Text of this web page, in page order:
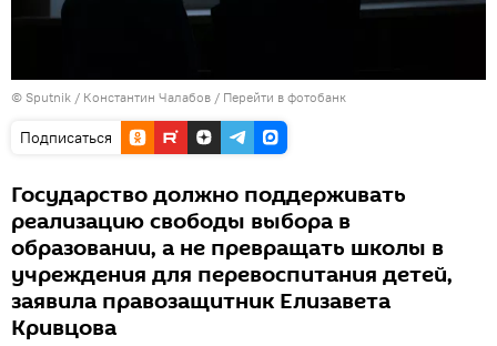
© Sputnik / Константин Чалабов / Перейти в фотобанк
Подписаться
Государство должно поддерживать
реализацию свободы выбора в
образовании, а не превращать школы в
учреждения для перевоспитания детей,
заявила правозащитник Елизавета
Кривцова